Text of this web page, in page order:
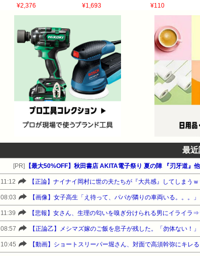
¥2,376 ¥1,693 ¥110
最
[PR] 【最大50%OFF】秋田書店 AKITA電子祭り 夏の陣 『刃牙道』他
11:12 【正論】ナイナイ岡村に世の夫たちが『大共感』してしまう
08:03 【画像】女子高生「え待って、パパが隣りの車両いる。。。」
11:39 【悲報】女さん、生理の匂いを嗅ぎ分けられる男にイライラ⇒
08:57 【正論乙】メシマズ嫁のご飯を息子が残した。「勿体ない！
10:45 【動画】ショートスリーパー堀さん、対面で高須幹弥にキレる